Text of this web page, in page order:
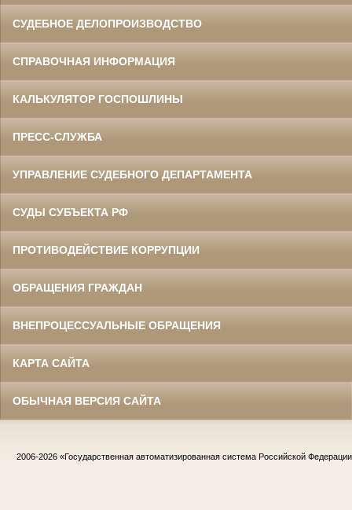
СУДЕБНОЕ ДЕЛОПРОИЗВОДСТВО
СПРАВОЧНАЯ ИНФОРМАЦИЯ
КАЛЬКУЛЯТОР ГОСПОШЛИНЫ
ПРЕСС-СЛУЖБА
УПРАВЛЕНИЕ СУДЕБНОГО ДЕПАРТАМЕНТА
СУДЫ СУБЪЕКТА РФ
ПРОТИВОДЕЙСТВИЕ КОРРУПЦИИ
ОБРАЩЕНИЯ ГРАЖДАН
ВНЕПРОЦЕССУАЛЬНЫЕ ОБРАЩЕНИЯ
КАРТА САЙТА
ОБЫЧНАЯ ВЕРСИЯ САЙТА
2006-2026 «Государственная автоматизированная система Российской